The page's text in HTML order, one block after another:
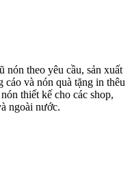
nón theo yêu cầu, sản xuất
và nón quà tặng in thêu
thiết kế cho các shop,
ngoài nước.